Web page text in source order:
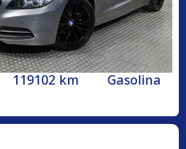
119102 km Gasolina